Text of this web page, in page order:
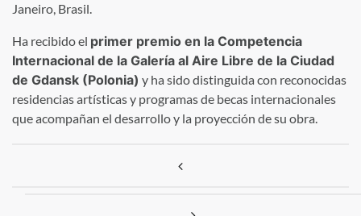
Janeiro, Brasil.
Ha recibido el primer premio en la Competencia
Internacional de la Galería al Aire Libre de la Ciudad
de Gdansk (Polonia) y ha sido distinguida con reconocidas
residencias artísticas y programas de becas internacionales
que acompañan el desarrollo y la proyección de su obra.